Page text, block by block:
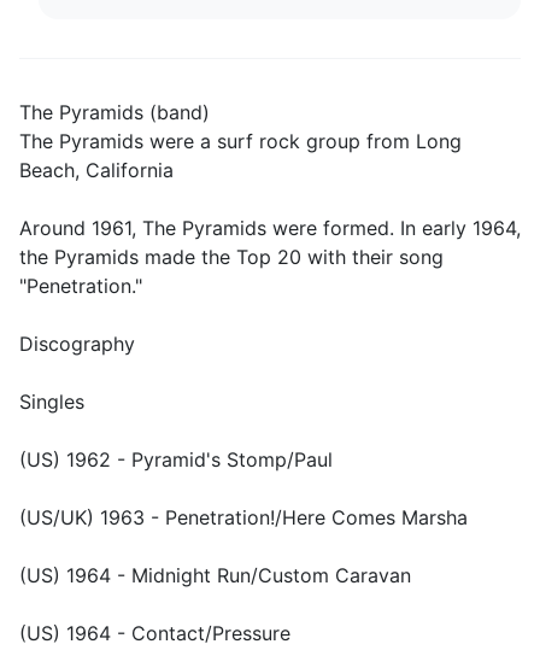
The Pyramids (band)
The Pyramids were a surf rock group from Long
Beach, California
Around 1961, The Pyramids were formed. In early 1964,
the Pyramids made the Top 20 with their song
"Penetration."
Discography
Singles
(US) 1962 - Pyramid's Stomp/Paul
(US/UK) 1963 - Penetration!/Here Comes Marsha
(US) 1964 - Midnight Run/Custom Caravan
(US) 1964 - Contact/Pressure